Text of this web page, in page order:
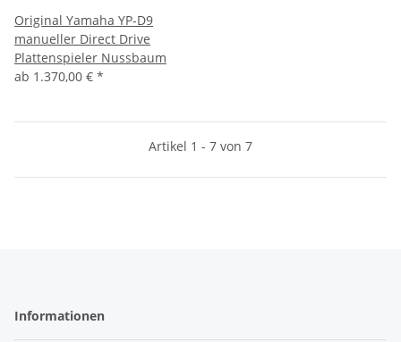
Original Yamaha YP-D9
manueller Direct Drive
Plattenspieler Nussbaum
ab 1.370,00 € *
Artikel 1 - 7 von 7
Informationen